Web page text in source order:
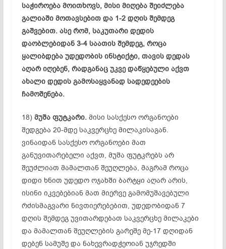
საჭიროება მოითხოვს, მისი მიღება შეიძლება
გალიაში მოთავსებით და 1-2 დღის შემდეგ
გაშვებით. ასე რომ, საკუთარი დედის
დაობლებიდან3-4 საათის შემდეგ, როცა
ყალიბდება უდედობის ინსტიქტი, თავის დედას
აღარ იღებენ, რადგანაც უკვე დაწყებული აქვთ
ახალი დედის გამოსაყვანად სადედეების
ჩამოშენება.
18) მუშა ფუტკარი.მისი სასქესო ორგანოები
შედგება 20-მდე საკვერცხე მილაკისაგან.
ვინაიდან სასქესო ორგანოები მათ
განუვითარებელი აქვთ, მუშა ფუტკრებს არ
შეუძლიათ მამალთან შეუღლება, მაგრამ როცა
დიდი ხნით უდედო ოჯახში ბარტყი აღარ არის,
ისინი იკვებებიან მათ მიერვე გამომუშავებული
რძისმაგვარი ნივთიერებებით, უდედობიდან7
დღის შემდეგ უვითარდებათ საკვერცხე მილაკები
და მამალთან შეუღლების გარეშე მე-17 დღიდან
დებენ სამუშედა ნახევრადჭეოიანუჯრედში